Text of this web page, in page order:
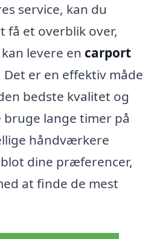
service, kan du
et overblik over,
levere en carport
Det er en effektiv måde
bedste kvalitet og
bruge lange timer på
håndværkere
dine præferencer,
at finde de mest